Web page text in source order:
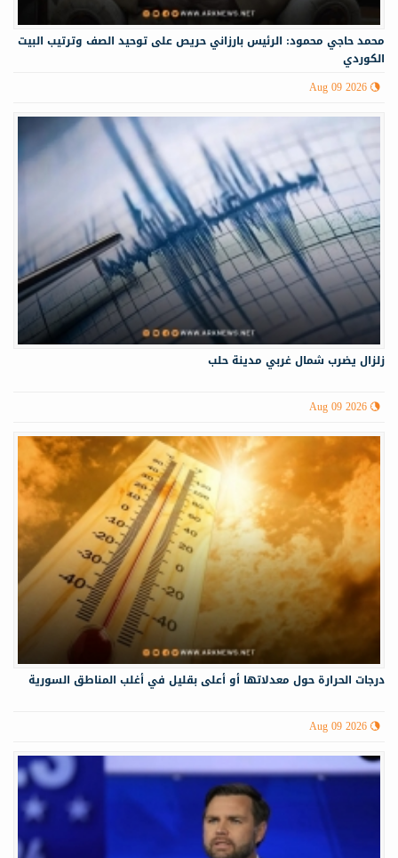
محمد حاجي محمود: الرئيس بارزاني حريص على توحيد الصف وترتيب البيت
الكوردي
Aug 09 2026
زلزال يضرب شمال غربي ‏مدينة حلب
Aug 09 2026
درجات الحرارة حول معدلاتها أو أعلى بقليل في أغلب المناطق السورية
Aug 09 2026